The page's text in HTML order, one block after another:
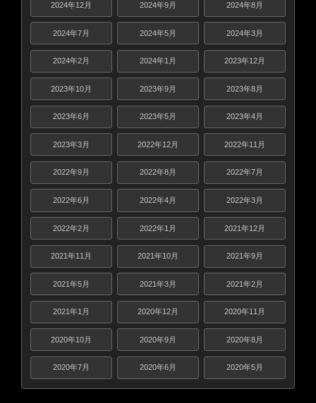
2024年12月 2024年9月 2024年8月
2024年7月 2024年5月 2024年3月
2024年2月 2024年1月 2023年12月
2023年10月 2023年9月 2023年8月
2023年6月 2023年5月 2023年4月
2023年3月 2022年12月 2022年11月
2022年9月 2022年8月 2022年7月
2022年6月 2022年4月 2022年3月
2022年2月 2022年1月 2021年12月
2021年11月 2021年10月 2021年9月
2021年5月 2021年3月 2021年2月
2021年1月 2020年12月 2020年11月
2020年10月 2020年9月 2020年8月
2020年7月 2020年6月 2020年5月